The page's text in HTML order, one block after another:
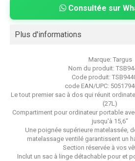
Consultée sur
Plus d'informations
Marque: Targus
Nom du produit:
Code produit:
code EAN/UPC:
Le tout premier sac à dos qui réunit
(27L)
Compartiment pour ordinateur portable
jusqu'à 15,6"
Une poignée supérieure matelassée,
matelassage ventilé garantissent un
Section réservée à vos
Inclut un sac à linge détachable pour et